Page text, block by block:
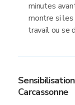
minutes
montre si
travail ou se
Carcassonne